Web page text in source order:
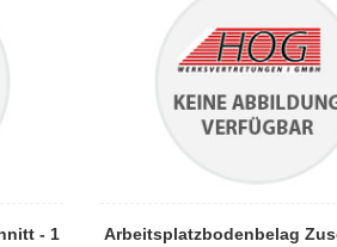
- 1
Arbeitsplatzbodenbelag